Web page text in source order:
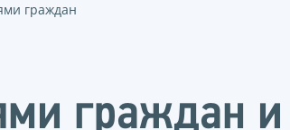
граждан
граждан